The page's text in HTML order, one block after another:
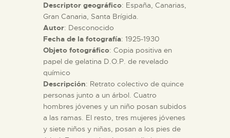
ESPAÑOL
Descriptor geográfico: España, Canarias,
Gran Canaria, Santa Brígida.
Autor: Desconocido
Fecha de la fotografía: 1925-1930
Objeto fotográfico: Copia positiva en
papel de gelatina D.O.P. de revelado
químico
Descripción: Retrato colectivo de quince
personas junto a un árbol. Cuatro
hombres jóvenes y un niño posan subidos
a las ramas. El resto, tres mujeres jóvenes
y siete niños y niñas, posan a los pies de